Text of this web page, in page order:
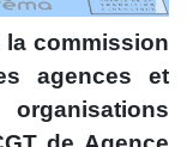
commission
agences et